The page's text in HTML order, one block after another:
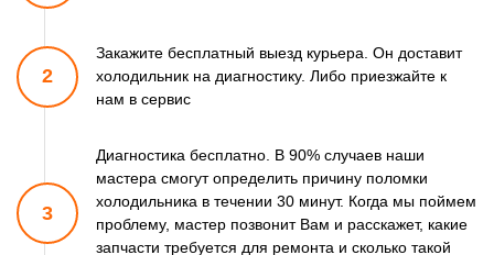
2
Закажите бесплатный выезд курьера. Он доставит
холодильник на диагностику. Либо приезжайте к
нам в сервис
3
Диагностика бесплатно. В 90% случаев наши
мастера смогутопределить причину поломки
холодильника в течении 30 минут. Когда мы поймем
проблему, мастер позвонит Вам и расскажет, какие
запчасти требуется для ремонта и сколько такой